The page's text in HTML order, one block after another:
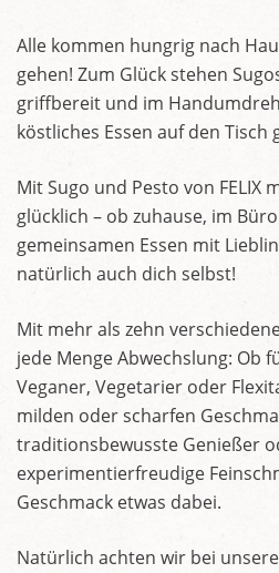
Alle kommen hungrig nach
gehen! Zum Glück stehen
griffbereit und im
köstliches Essen auf den Tisch
Mit Sugo und Pesto von FELIX
glücklich – ob zuhause, im
gemeinsamen Essen mit
natürlich auch dich selbst!
Mit mehr als zehn
jede Menge Abwechslung: Ob
Veganer, Vegetarier oder
milden oder scharfen
traditionsbewusste Genießer
experimentierfreudige
Geschmack etwas dabei.
Natürlich achten wir bei